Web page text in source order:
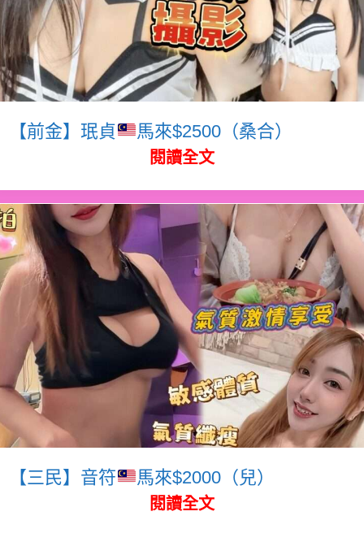
【前金】珉貞 馬來$2500（桑合）
閱讀全文
【三民】音符 馬來$2000（兒）
閱讀全文